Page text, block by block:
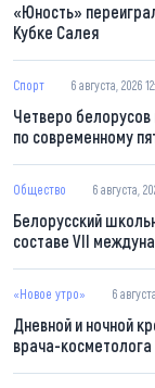
«Юность»
Кубке Салея
Спорт 6 августа, 2026
Четверо
по современному
Общество 6 августа,
Белорусский
составе VII
«Новое утро» 6
Дневной и ночной
врача-косметолога